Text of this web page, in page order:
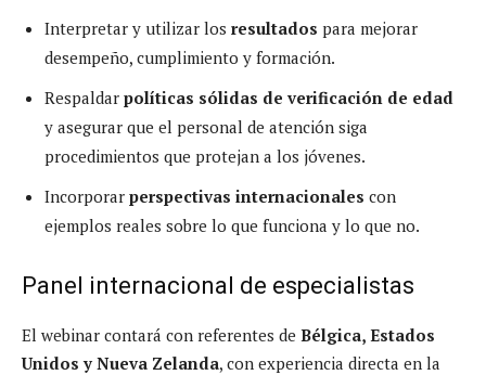
Interpretar y utilizar los resultados para mejorar
desempeño, cumplimiento y formación.
Respaldar políticas sólidas de verificación de edad
y asegurar que el personal de atención siga
procedimientos que protejan a los jóvenes.
Incorporar perspectivas internacionales con
ejemplos reales sobre lo que funciona y lo que no.
Panel internacional de especialistas
El webinar contará con referentes de Bélgica, Estados
Unidos y Nueva Zelanda, con experiencia directa en la